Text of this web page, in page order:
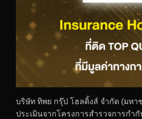
บริษัท ทิพย กรุ๊ป โฮลดิ้งส์ จำกัด (มห
ประเมินจากโครงการสำรวจการกำ